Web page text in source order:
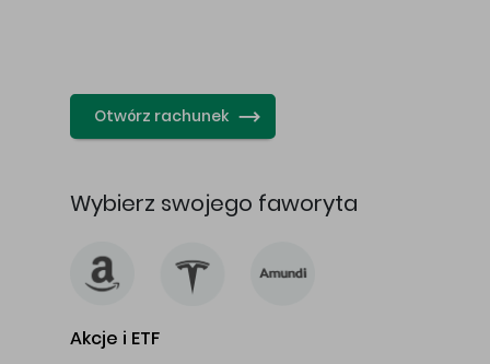
Otwórz rachunek
Wybierz swojego faworyta
Akcje i ETF